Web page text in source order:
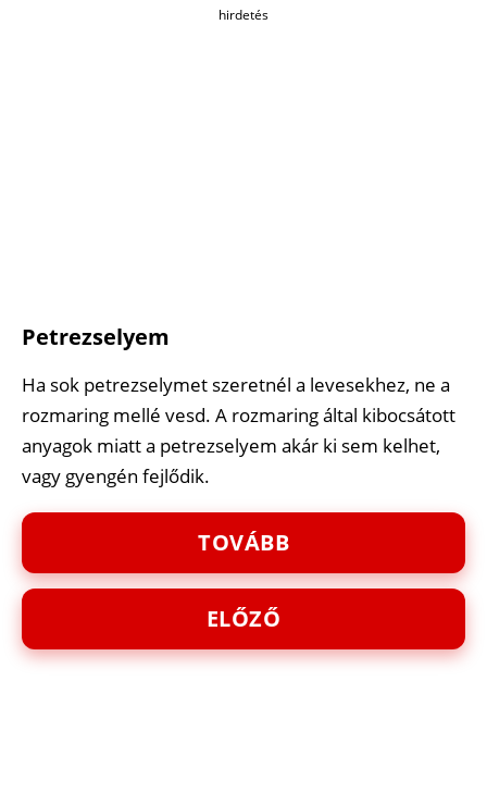
hirdetés
Petrezselyem
Ha sok petrezselymet szeretnél a levesekhez, ne a
rozmaring mellé vesd. A rozmaring által kibocsátott
anyagok miatt a petrezselyem akár ki sem kelhet,
vagy gyengén fejlődik.
ELŐZŐ
TOVÁBB